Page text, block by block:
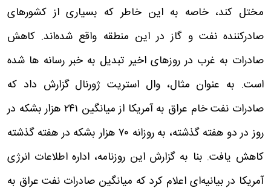
مختل کند،‌ خاصه به این خاطر که بسیاری از کشورهای
صادرکننده نفت و گاز در این منطقه واقع شده‌اند. کاهش
صادرات به غرب در روزهای اخیر تبدیل به خبر رسانه ها شده
است. به عنوان مثال، وال استریت ژورنال گزارش داد که
صادرات نفت خام عراق به آمریکا از میانگین ۲۴۱ هزار بشکه در
روز در دو هفته گذشته، به روزانه ۷۰ هزار بشکه در هفته گذشته
کاهش یافت. بنا به گزارش این روزنامه، اداره اطلاعات انرژی
آمریکا در بیانیه‌ای اعلام کرد که میانگین صادرات نفت عراق به